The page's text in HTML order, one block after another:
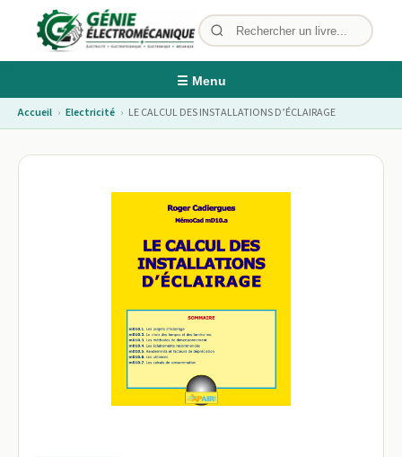
☰ Menu
Accueil › Electricité › LE CALCUL DES INSTALLATIONS D’ÉCLAIRAGE